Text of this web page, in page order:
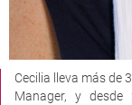
Cecilia lleva más de
Manager, y desde